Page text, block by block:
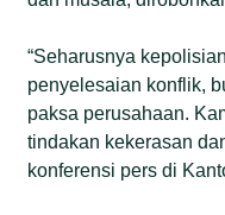
“Seharusnya
penyelesaian konflik,
paksa perusahaan.
tindakan kekerasan
konferensi pers di